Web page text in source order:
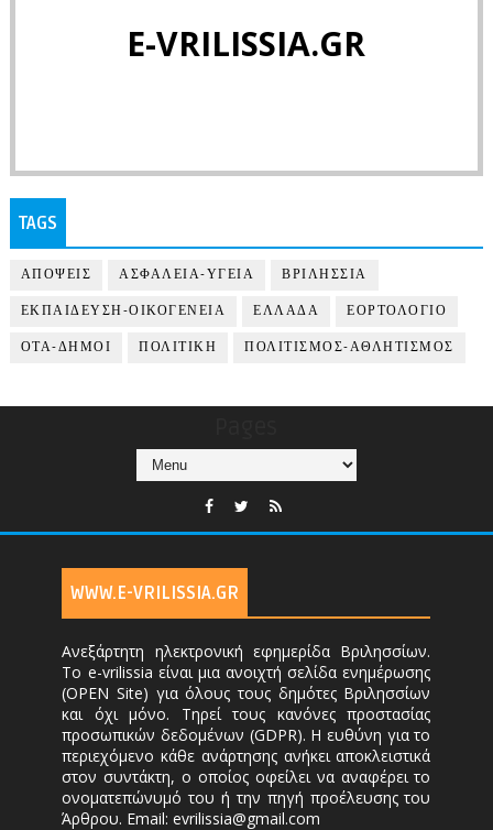
E-VRILISSIA.GR
TAGS
ΑΠΟΨΕΙΣ ΑΣΦΑΛΕΙΑ-ΥΓΕΙΑ ΒΡΙΛΗΣΣΙΑ
ΕΚΠΑΙΔΕΥΣΗ-ΟΙΚΟΓΕΝΕΙΑ ΕΛΛΑΔΑ ΕΟΡΤΟΛΟΓΙΟ
ΟΤΑ-ΔΗΜΟΙ ΠΟΛΙΤΙΚΗ ΠΟΛΙΤΙΣΜΟΣ-ΑΘΛΗΤΙΣΜΟΣ
WWW.E-VRILISSIA.GR
Ανεξάρτητη ηλεκτρονική εφημερίδα Βριλησσίων.
Το e-vrilissia είναι μια ανοιχτή σελίδα ενημέρωσης
(OPEN Site) για όλους τους δημότες Βριλησσίων
και όχι μόνο. Τηρεί τους κανόνες προστασίας
προσωπικών δεδομένων (GDPR). Η ευθύνη για το
περιεχόμενο κάθε ανάρτησης ανήκει αποκλειστικά
στον συντάκτη, ο οποίος οφείλει να αναφέρει το
ονοματεπώνυμό του ή την πηγή προέλευσης του
Άρθρου. Email: evrilissia@gmail.com